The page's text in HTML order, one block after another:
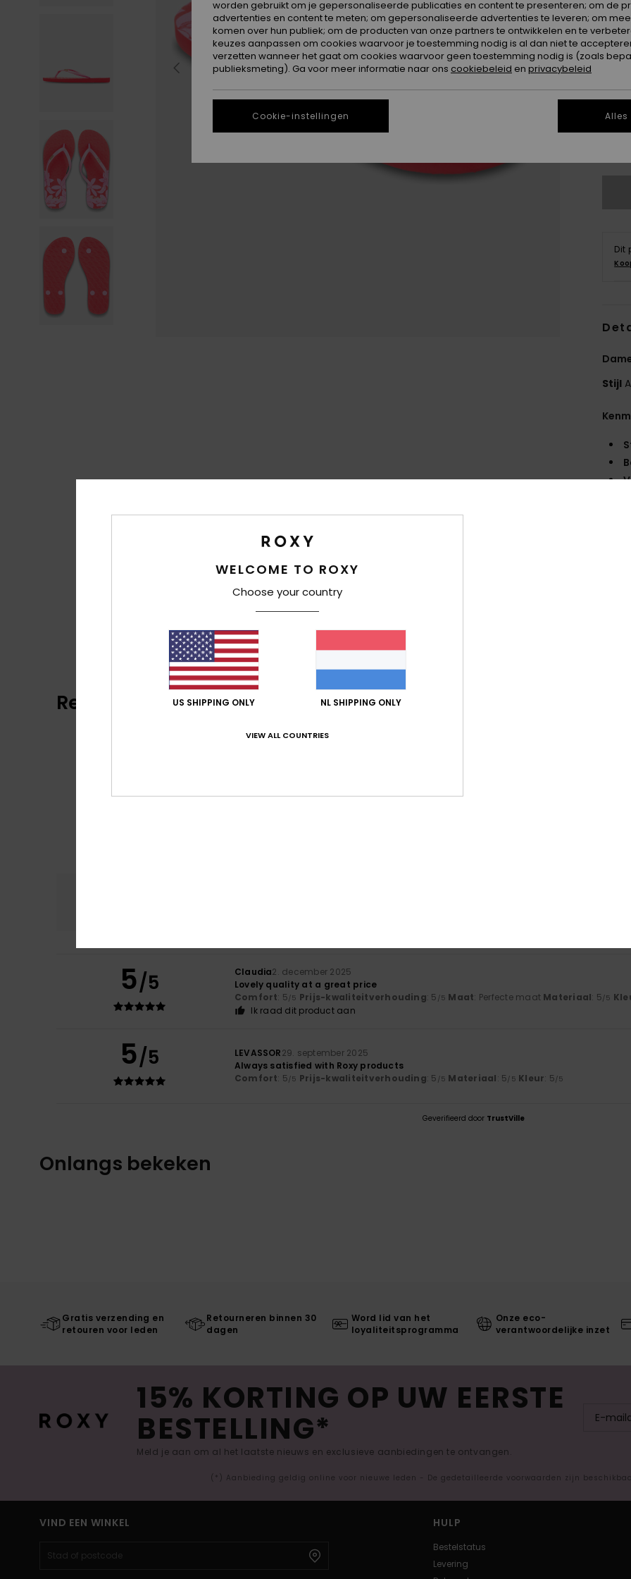
42
Dit
Stijl
Reviews van klanten
5.0
5/5 Claudia2. december 2025
Lovely quality at a great price
Comfort: 5/5 Prijs-kwaliteitverhouding: 5 /5 Maat: Perfecte maat Materiaal: 5/5
Ik raad dit product aan
5/5 LEVASSOR29. september 2025
Always satisfied with Roxy products
Comfort: 5/5 Prijs-kwaliteitverhouding: 5 /5 Materiaal: 5/5 Kleur: 5/5
Geverifieerd door TrustVille
Onlangs bekeken
Gratis verzending en
retouren voor leden
Retourneren binnen 30
dagen
Word lid van het
loyaliteitsprogramma
Onze eco-
verantwoordelijke inzet
15% KORTING OP UW EERSTE
BESTELLING*
Meld je aan om al het laatste nieuws en exclusieve aanbiedingen te ontvangen.
(*) Aanbieding geldig online voor nieuwe leden - De gedetailleerde voorwaarden zijn
VIND EEN WINKEL HULP
Bestelstatus
Levering
WELCOME TO ROXY
Choose your country
US SHIPPING ONLY NL SHIPPING ONLY
VIEW ALL COUNTRIES
worden gebruikt om je gepersonaliseerde publicaties en content te presenteren; om de
advertenties en content te meten; om gepersonaliseerde advertenties te leveren; om
komen over hun publiek; om de producten van onze partners te ontwikkelen en te
keuzes aanpassen om cookies waarvoor je toestemming nodig is al dan niet te
verzetten wanneer het gaat om cookies waarvoor geen toestemming nodig is (zoals
publieksmeting). Ga voor meer informatie naar ons cookiebeleid en privacybeleid
Cookie-instellingen Alles